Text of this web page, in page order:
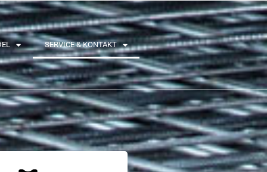
SERVICE & KONTAKT